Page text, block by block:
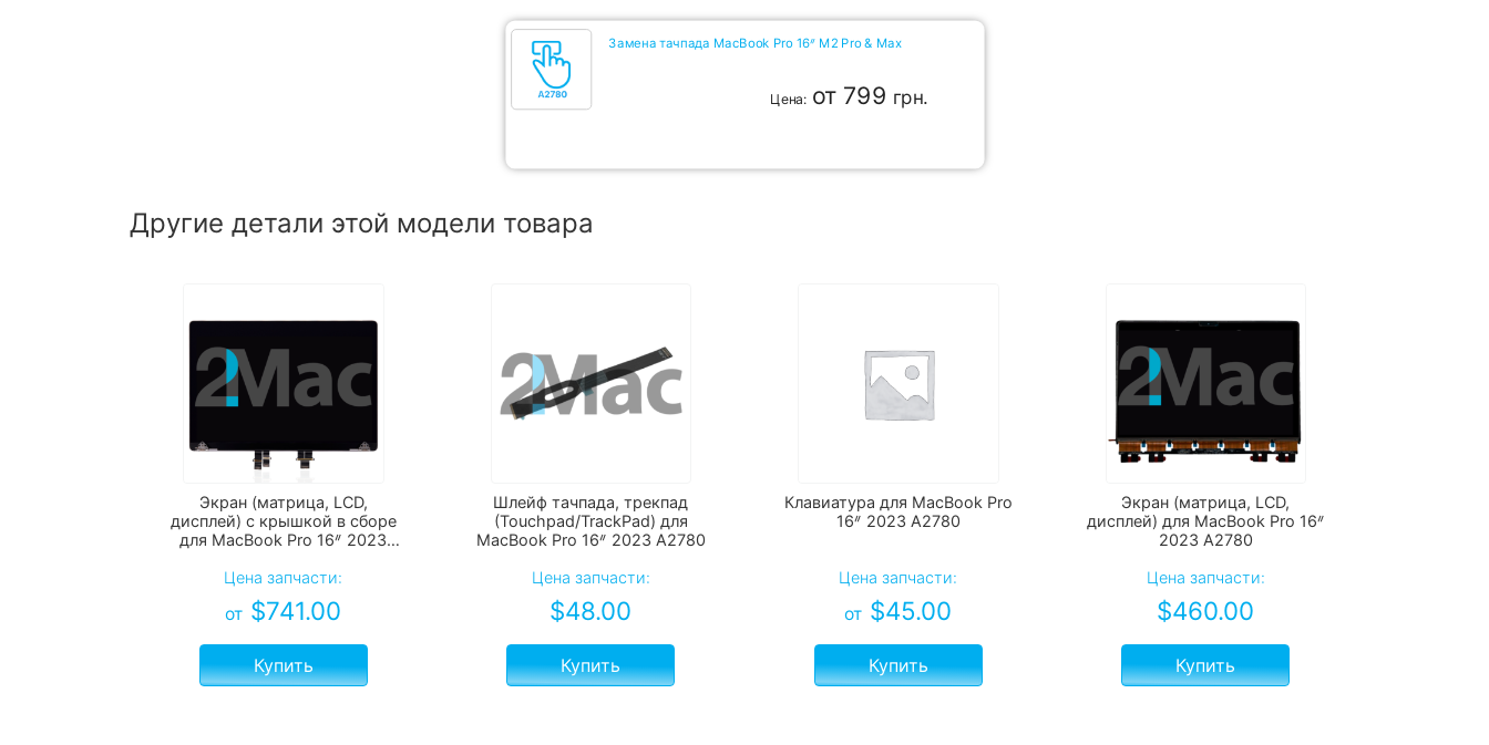
Замена тачпада MacBook Pro 16ᐥ M2 Pro & Max
Цена: от 799 грн.
Другие детали этой модели товара
Экран (матрица, LCD,
дисплей) с крышкой в сборе
для MacBook Pro 16ᐥ 2023
Цена запчасти:
от $741.00
Купить
Шлейф тачпада, трекпад
(Touchpad/TrackPad) для
MacBook Pro 16ᐥ 2023 А2780
Цена запчасти:
$48.00
Купить
Клавиатура для MacBook Pro
16ᐥ 2023 А2780
Цена запчасти:
от $45.00
Купить
Экран (матрица, LCD,
дисплей) для MacBook Pro 16ᐥ
2023 А2780
Цена запчасти:
$460.00
Купить